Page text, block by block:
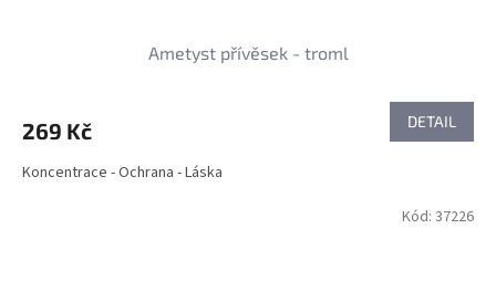
Ametyst přívěsek - troml
269 Kč DETAIL
Koncentrace - Ochrana - Láska
Kód: 37226